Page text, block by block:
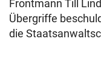
Frontmann Till
Übergriffe
die